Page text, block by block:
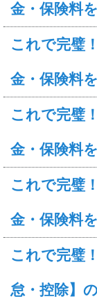
金・保険料
これで完璧
金・保険料
これで完璧
金・保険料
これで完璧
金・保険料
これで完璧
怠・控除】